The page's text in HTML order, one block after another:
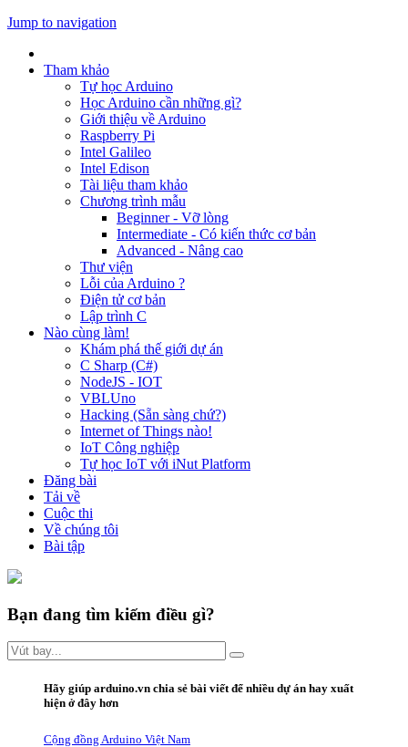
Jump to navigation
Tham khảo
Tự học Arduino
Học Arduino cần những gì?
Giới thiệu về Arduino
Raspberry Pi
Intel Galileo
Intel Edison
Tài liệu tham khảo
Chương trình mẫu
Beginner - Vỡ lòng
Intermediate - Có kiến thức cơ bản
Advanced - Nâng cao
Thư viện
Lỗi của Arduino ?
Điện tử cơ bản
Lập trình C
Nào cùng làm!
Khám phá thế giới dự án
C Sharp (C#)
NodeJS - IOT
VBLUno
Hacking (Sẵn sàng chứ?)
Internet of Things nào!
IoT Công nghiệp
Tự học IoT với iNut Platform
Đăng bài
Tải về
Cuộc thi
Về chúng tôi
Bài tập
Bạn đang tìm kiếm điều gì?
Hãy giúp arduino.vn chia sẻ bài viết để nhiều dự án hay xuất
hiện ở đây hơn
Cộng đồng Arduino Việt Nam